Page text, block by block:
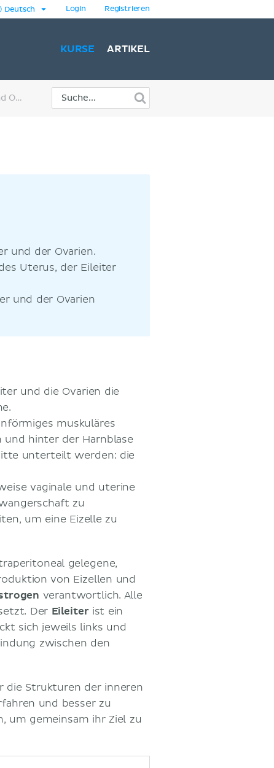
Deutsch Login Registrieren
KURSE ARTIKEL
Uterus, Eileiter und Ovarien
und der Ovarien.
Uterus, der Eileiter
und der Ovarien
und die Ovarien die
muskuläres
und hinter der Harnblase
unterteilt werden: die
vaginale und uterine
zu
um eine Eizelle zu
gelegene,
von Eizellen und
verantwortlich. Alle
Der Eileiterist ein
sich jeweils links und
zwischen den
die Strukturen der inneren
und besser zu
um gemeinsam ihr Ziel zu